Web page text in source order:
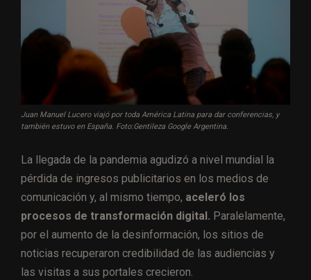
Juan Manuel Lucero viajó por toda América Latina para dar conferencias, y
también estuvo en España. Foto:Gentileza Google Argentina.
La llegada de la pandemia agudizó a nivel mundial la
pérdida de ingresos publicitarios en los medios de
comunicación y, al mismo tiempo, aceleró los
procesos de transformación digital. Paralelamente,
por el aumento de la desinformación, los sitios de
noticias recuperaron credibilidad de las audiencias y
las visitas a sus portales crecieron.